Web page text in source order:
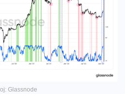
Glassnode